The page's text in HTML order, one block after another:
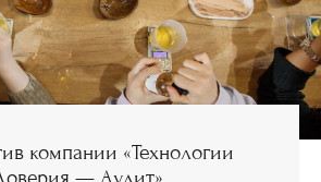
компании «Технологии